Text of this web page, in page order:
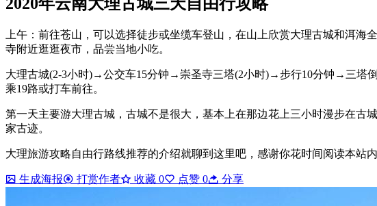
上午：前往苍山，可以选择徒步或坐缆车登山，在山上欣赏大理古城和洱
寺附近逛逛夜市，品尝当地小吃。
大理古城(2-3小时)→公交车15分钟→崇圣寺三塔(2小时)→步行10分钟→三塔
乘19路或打车前往。
第一天主要游大理古城，古城不是很大，基本上在那边花上三小时漫步在古
家古迹。
大理旅游攻略自由行路线推荐的介绍就聊到这里吧，感谢你花时间阅读本站
生成海报 打赏作者 收藏 0 点赞 0 分享